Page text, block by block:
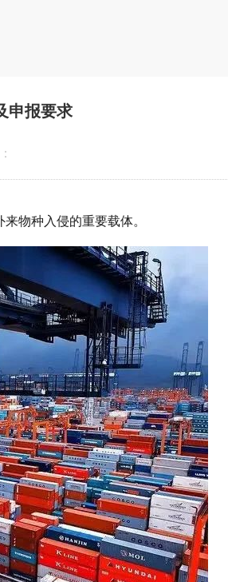
申报要求
物种入侵的重要载体。